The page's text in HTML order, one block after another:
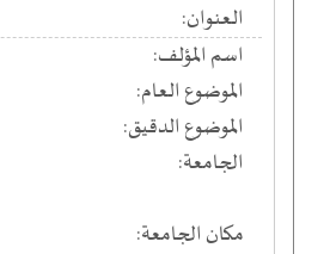
العنوان:
اسم المؤلف:
الموضوع العام:
الموضوع الدقيق:
الجامعة:
مكان الجامعة: